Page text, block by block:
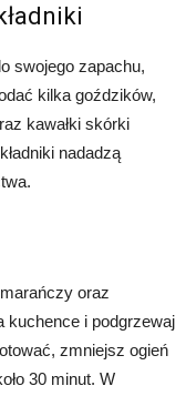
swojego zapachu,
kilka goździków,
kawałki skórki
nadadzą
oraz
kuchence i podgrzewaj
zmniejsz ogień
30 minut. W